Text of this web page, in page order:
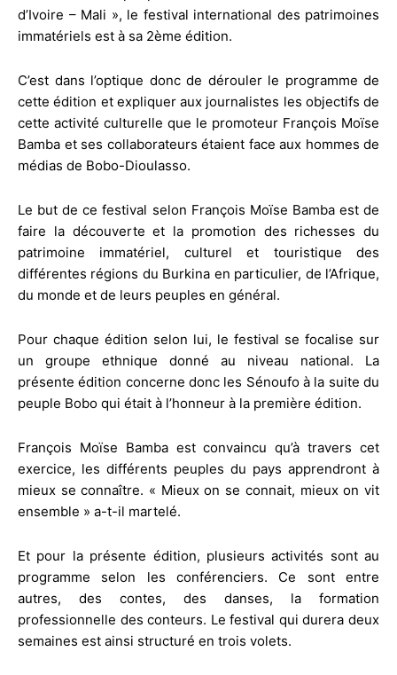
d’Ivoire – Mali », le festival international des patrimoines
immatériels est à sa 2ème édition.
C’est dans l’optique donc de dérouler le programme de
cette édition et expliquer aux journalistes les objectifs de
cette activité culturelle que le promoteur François Moïse
Bamba et ses collaborateurs étaient face aux hommes de
médias de Bobo-Dioulasso.
Le but de ce festival selon François Moïse Bamba est de
faire la découverte et la promotion des richesses du
patrimoine immatériel, culturel et touristique des
différentes régions du Burkina en particulier, de l’Afrique,
du monde et de leurs peuples en général.
Pour chaque édition selon lui, le festival se focalise sur
un groupe ethnique donné au niveau national. La
présente édition concerne donc les Sénoufo à la suite du
peuple Bobo qui était à l’honneur à la première édition.
François Moïse Bamba est convaincu qu’à travers cet
exercice, les différents peuples du pays apprendront à
mieux se connaître. « Mieux on se connait, mieux on vit
ensemble » a-t-il martelé.
Et pour la présente édition, plusieurs activités sont au
programme selon les conférenciers. Ce sont entre
autres, des contes, des danses, la formation
professionnelle des conteurs. Le festival qui durera deux
semaines est ainsi structuré en trois volets.